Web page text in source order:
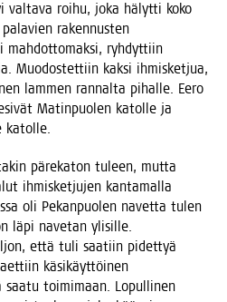
val­ta­va roi­hu, joka hälyt­ti koko
raken­nus­ten
mah­dot­to­mak­si, ryh­dyt­tiin
Muo­dos­tet­tiin kak­si ihmis­ket­jua,
lam­men ran­nal­ta pihal­le. Eero
Matin­puo­len katol­le ja
katolle.
päre­ka­ton tuleen, mut­ta
ihmis­ket­ju­jen kan­ta­mal­la
oli Pekan­puo­len navet­ta tulen
läpi nave­tan yli­sil­le.
että tuli saa­tiin pidet­tyä
käsi­käyt­töi­nen
toi­mi­maan. Lopul­li­nen